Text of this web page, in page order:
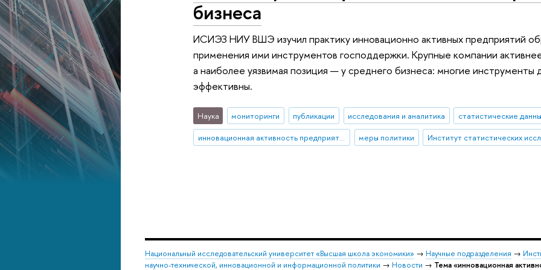
бизнеса
ИСИЭЗ НИУ ВШЭ изучил практику инновационно активных предприятий
применения ими инструментов господдержки. Крупные компании
а наиболее уязвимая позиция — у среднего бизнеса: многие
эффективны.
Наука мониторинги публикации исследования и аналитика
статистические
инновационная активность предприятий
меры политики
Национальный исследовательский университет «Высшая школа экономики» → Научные подразделения →
научно-технической, инновационной и информационной политики → Новости → Тема «инновационная